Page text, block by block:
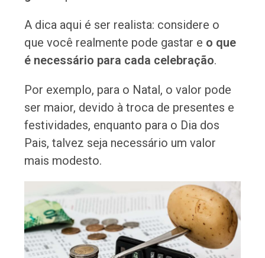
A dica aqui é ser realista: considere o
que você realmente pode gastar e o que
é necessário para cada celebração.
Por exemplo, para o Natal, o valor pode
ser maior, devido à troca de presentes e
festividades, enquanto para o Dia dos
Pais, talvez seja necessário um valor
mais modesto.